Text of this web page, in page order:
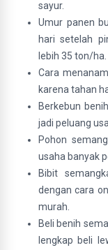
sayur.
Umur panen
hari setelah
lebih 35 ton/ha.
Cara
karena tahan
Berkebun
jadi peluang
Pohon
usaha banyak
Bibit
dengan cara
murah.
Beli benih
lengkap beli